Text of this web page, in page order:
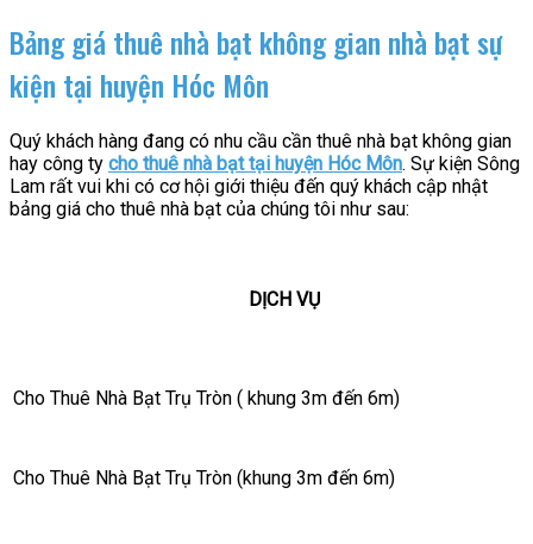
Bảng giá thuê nhà bạt không gian nhà bạt sự
kiện tại huyện Hóc Môn
Quý khách hàng đang có nhu cầu cần thuê nhà bạt không gian
hay công ty cho thuê nhà bạt tại huyện Hóc Môn. Sự kiện Sông
Lam rất vui khi có cơ hội giới thiệu đến quý khách cập nhật
bảng giá cho thuê nhà bạt của chúng tôi như sau:
DỊCH VỤ
Cho Thuê Nhà Bạt Trụ Tròn ( khung 3m đến 6m)
Cho Thuê Nhà Bạt Trụ Tròn (khung 3m đến 6m)